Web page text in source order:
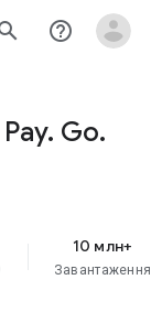
help_outline
Go.
10 млн+
Завантаження